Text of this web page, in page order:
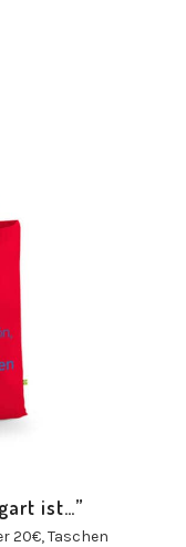
ist…”
20€,Taschen